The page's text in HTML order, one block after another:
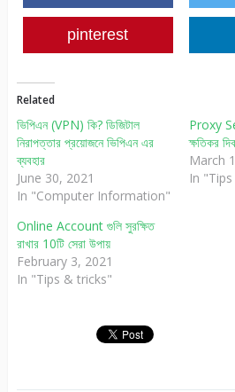
pinterest
Related
ভিপিএন (VPN) কি? ডিজিটাল
নিরাপত্তার প্রয়োজনে ভিপিএন এর
ব্যবহার
June 30, 2021
In "Computer Information"
Proxy
ক্ষতিকর
March
In
Online Account গুলি সুরক্ষিত
রাখার 10টি সেরা উপায়
February 3, 2021
In "Tips & tricks"